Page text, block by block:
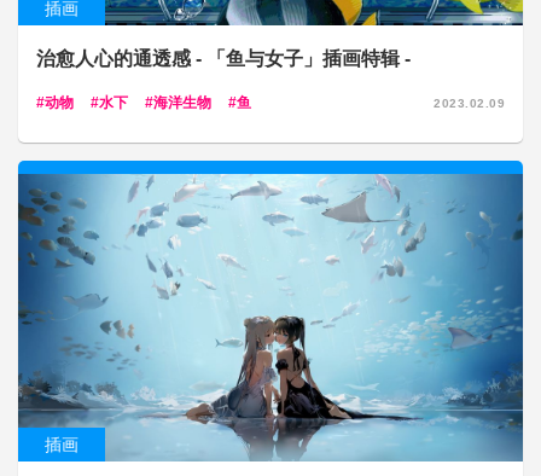
插画
治愈人心的通透感 - 「鱼与女子」插画特辑 -
动物 水下 海洋生物 鱼 2023.02.09
插画